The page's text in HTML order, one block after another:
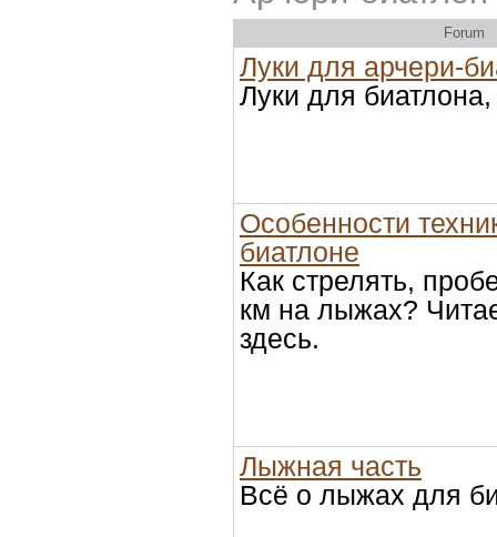
Forum
Луки для арчери-
Луки для
Особенности
биатлоне
Как стрелять,
км на лыжах?
здесь.
Лыжная часть
Всё о лыжах для